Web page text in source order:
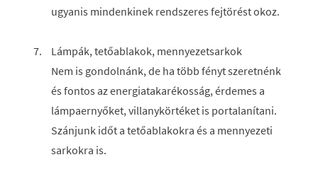
ugyanis mindenkinek rendszeres fejtörést okoz.
Lámpák, tetőablakok, mennyezetsarkok
Nem is gondolnánk, de ha több fényt szeretnénk
és fontos az energiatakarékosság, érdemes a
lámpaernyőket, villanykörtéket is portalanítani.
Szánjunk időt a tetőablakokra és a mennyezeti
sarkokra is.